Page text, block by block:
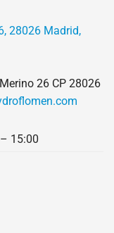
26 CP 28026
15:00